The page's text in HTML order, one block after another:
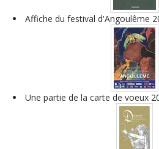
Affiche du festival d'Angoulême
Une partie de la carte de voeux